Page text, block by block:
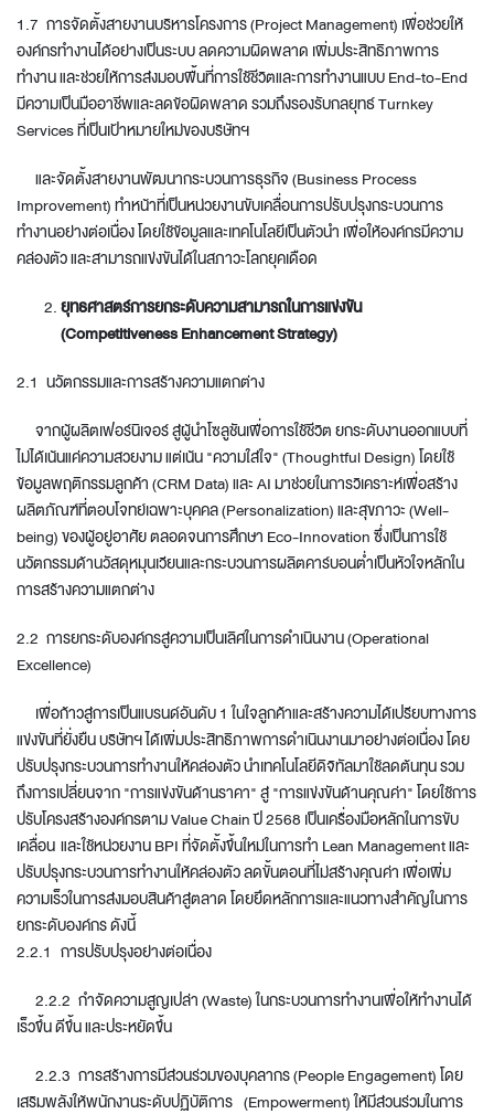
1.7 การจัดตั้งสายงานบริหารโครงการ (Project Management) เพื่อช่วยให้
องค์กรทำงานได้อย่างเป็นระบบ ลดความผิดพลาด เพิ่มประสิทธิภาพการ
ทำงาน และช่วยให้การส่งมอบพื้นที่การใช้ชีวิตและการทำงานแบบ End-to-End
มีความเป็นมืออาชีพและลดข้อผิดพลาด รวมถึงรองรับกลยุทธ์ Turnkey
Services ที่เป็นเป้าหมายใหม่ของบริษัทฯ
และจัดตั้งสายงานพัฒนากระบวนการธุรกิจ (Business Process
Improvement) ทำหน้าที่เป็นหน่วยงานขับเคลื่อนการปรับปรุงกระบวนการ
ทำงานอย่างต่อเนื่อง โดยใช้ข้อมูลและเทคโนโลยีเป็นตัวนำ เพื่อให้องค์กรมีความ
คล่องตัว และสามารถแข่งขันได้ในสภาวะโลกยุคเดือด
ยุทธศาสตร์การยกระดับความสามารถในการแข่งขัน
(Competitiveness Enhancement Strategy)
2.1 นวัตกรรมและการสร้างความแตกต่าง
จากผู้ผลิตเฟอร์นิเจอร์ สู่ผู้นำโซลูชันเพื่อการใช้ชีวิต ยกระดับงานออกแบบที่
ไม่ได้เน้นแค่ความสวยงาม แต่เน้น "ความใส่ใจ" (Thoughtful Design) โดยใช้
ข้อมูลพฤติกรรมลูกค้า (CRM Data) และ AI มาช่วยในการวิเคราะห์เพื่อสร้าง
ผลิตภัณฑ์ที่ตอบโจทย์เฉพาะบุคคล (Personalization) และสุขภาวะ (Well-
being) ของผู้อยู่อาศัย ตลอดจนการศึกษา Eco-Innovation ซึ่งเป็นการใช้
นวัตกรรมด้านวัสดุหมุนเวียนและกระบวนการผลิตคาร์บอนต่ำเป็นหัวใจหลักใน
การสร้างความแตกต่าง
2.2 การยกระดับองค์กรสู่ความเป็นเลิศในการดำเนินงาน (Operational
Excellence)
เพื่อก้าวสู่การเป็นแบรนด์อันดับ 1 ในใจลูกค้าและสร้างความได้เปรียบทางการ
แข่งขันที่ยั่งยืน บริษัทฯ ได้เพิ่มประสิทธิภาพการดำเนินงานมาอย่างต่อเนื่อง โดย
ปรับปรุงกระบวนการทำงานให้คล่องตัว นำเทคโนโลยีดิจิทัลมาใช้ลดต้นทุน รวม
ถึงการเปลี่ยนจาก "การแข่งขันด้านราคา" สู่ "การแข่งขันด้านคุณค่า" โดยใช้การ
ปรับโครงสร้างองค์กรตาม Value Chain ปี 2568 เป็นเครื่องมือหลักในการขับ
เคลื่อน และใช้หน่วยงาน BPI ที่จัดตั้งขึ้นใหม่ในการทำ Lean Management และ
ปรับปรุงกระบวนการทำงานให้คล่องตัว ลดขั้นตอนที่ไม่สร้างคุณค่า เพื่อเพิ่ม
ความเร็วในการส่งมอบสินค้าสู่ตลาด โดยยึดหลักการและแนวทางสำคัญในการ
ยกระดับองค์กร ดังนี้
2.2.1 การปรับปรุงอย่างต่อเนื่อง
2.2.2 กำจัดความสูญเปล่า (Waste) ในกระบวนการทำงานเพื่อให้ทำงานได้
เร็วขึ้น ดีขึ้น และประหยัดขึ้น
2.2.3 การสร้างการมีส่วนร่วมของบุคลากร (People Engagement) โดย
เสริมพลังให้พนักงานระดับปฏิบัติการ (Empowerment) ให้มีส่วนร่วมในการ